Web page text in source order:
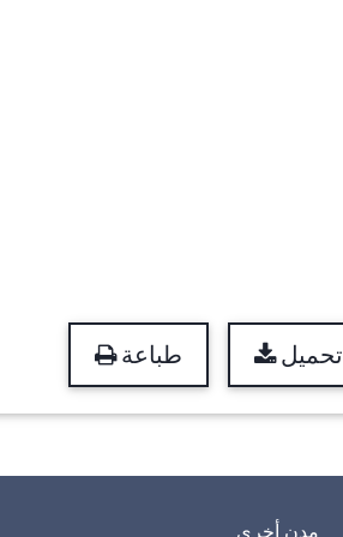
طباعة تحميل
مدن أخرى